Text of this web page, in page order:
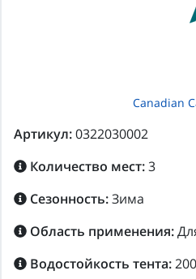
Canadian
Артикул:0322030002
Количество мест:3
Сезонность:Зима
Область применения:
Водостойкость тента: